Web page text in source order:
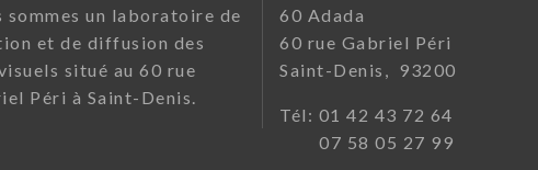
sommes un laboratoire de
et de diffusion des
situé au 60 rue
Péri à Saint-Denis.
60 Adada
60 rue Gabriel Péri
Saint-Denis, 93200
Tél: 01 42 43 72 64
07 58 05 27 99